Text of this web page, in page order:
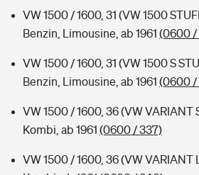
VW 1500 / 1600, 31 (VW 1500
Benzin, Limousine, ab 1961 (0600 /
VW 1500 / 1600, 31 (VW 1500 S
Benzin, Limousine, ab 1961 (0600 /
VW 1500 / 1600, 36 (VW VARIANT
Kombi, ab 1961 (0600 / 337)
VW 1500 / 1600, 36 (VW VARIANT